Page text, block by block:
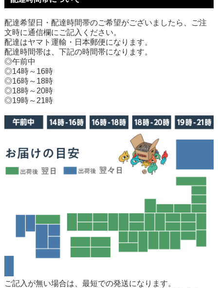
配達希望日・配達時間帯のご希望がございましたら、ご注
文時に通信欄にご記入ください。
配達はヤマト運輸・日本郵便になります。
配達時間帯は、下記の時間帯になります。
◎午前中
◎14時～16時
◎16時～18時
◎18時～20時
◎19時～21時
ご記入が無い場合は、最短での発送になります。